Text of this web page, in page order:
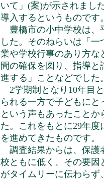
いて」(案)が示されまし
導入するというものです
豊橋市の小中学校は、
した。そのねらいは「
業や学校行事のあり方な
間の確保を図り、指導
進する」ことなどでした
2学期制となり10年目
られる一方で子どもに
という声もあったこと
た。これをもとに29年
を進めてきたものです。
調査結果からは、保護
校ともに低く、その要因
がタイムリーに伝わら